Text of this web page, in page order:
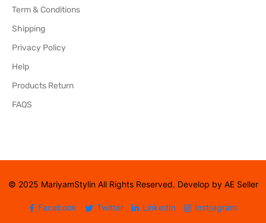
Term & Conditions
Shipping
Privacy Policy
Help
Products Return
FAQS
© 2025 MariyamStylin All Rights Reserved. Develop by AE Seller
Facebook Twitter LinkedIn Instragram